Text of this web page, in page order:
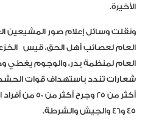
الأخيرة.
ونقلت وسائل إعلام صور المشيعين
العام لعصائب أهل الحق، قيس
العام لمنظمة بدر، والوجوم يغطي
شعارات تندد باستهداف قوات الحشد
أكثر من ٢٥
٤٥ و٤٦ والجيش والشرطة.